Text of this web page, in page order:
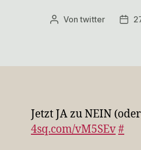
Beitragsautor
Vontwitter
Jetzt JA zu NEIN
4sq.com/vM5SEv#